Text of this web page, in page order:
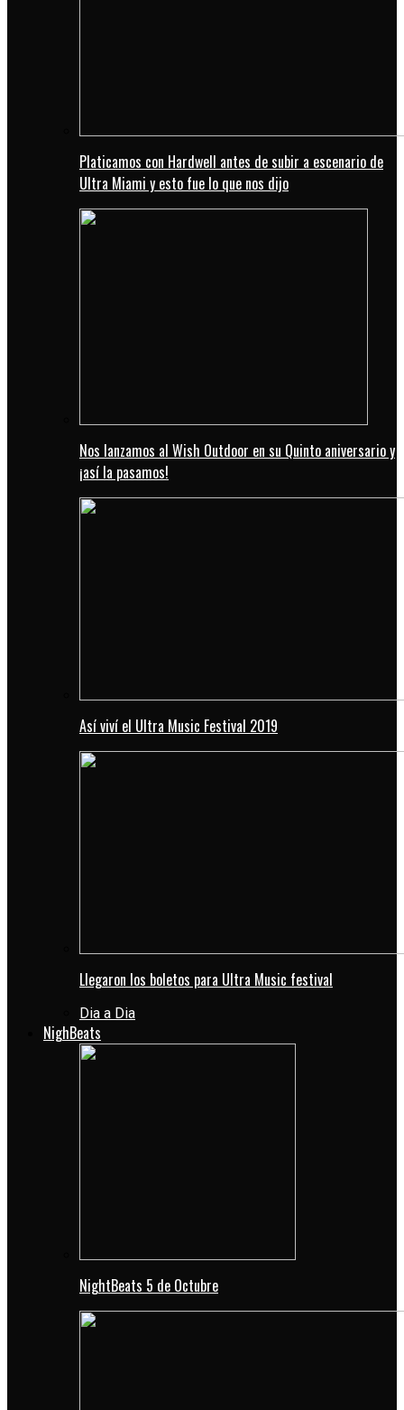
Platicamos con Hardwell antes de subir a escenario de
Ultra Miami y esto fue lo que nos dijo
Nos lanzamos al Wish Outdoor en su Quinto aniversario y
¡así la pasamos!
Así viví el Ultra Music Festival 2019
Llegaron los boletos para Ultra Music festival
Dia a Dia
NighBeats
NightBeats 5 de Octubre